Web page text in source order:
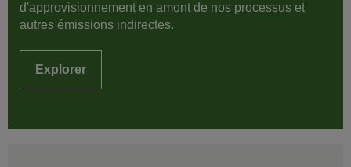
d'approvisionnement en amont de nos processus et
autres émissions indirectes.
Explorer